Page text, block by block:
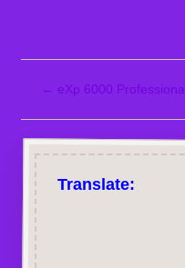
← eXp 6000
Translate: